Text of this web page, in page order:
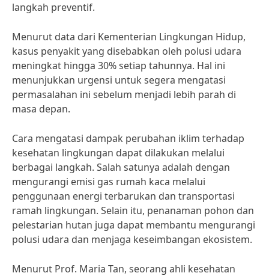
langkah preventif.
Menurut data dari Kementerian Lingkungan Hidup,
kasus penyakit yang disebabkan oleh polusi udara
meningkat hingga 30% setiap tahunnya. Hal ini
menunjukkan urgensi untuk segera mengatasi
permasalahan ini sebelum menjadi lebih parah di
masa depan.
Cara mengatasi dampak perubahan iklim terhadap
kesehatan lingkungan dapat dilakukan melalui
berbagai langkah. Salah satunya adalah dengan
mengurangi emisi gas rumah kaca melalui
penggunaan energi terbarukan dan transportasi
ramah lingkungan. Selain itu, penanaman pohon dan
pelestarian hutan juga dapat membantu mengurangi
polusi udara dan menjaga keseimbangan ekosistem.
Menurut Prof. Maria Tan, seorang ahli kesehatan